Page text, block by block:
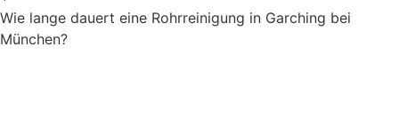
Wie lange dauert eine Rohrreinigung in Garching bei
München?